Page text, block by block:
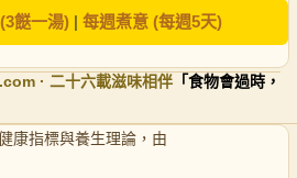
餸一湯)| 每週煮意 (每週5天)
.com · 二十六載滋味相伴 「食物會過時，
康指標與養生理論，由